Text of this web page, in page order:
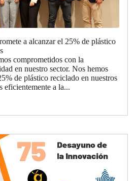
a alcanzar el 25% de plástico
comprometidos con la
en nuestro sector. Nos hemos
de plástico reciclado en nuestros
eficientemente a la...